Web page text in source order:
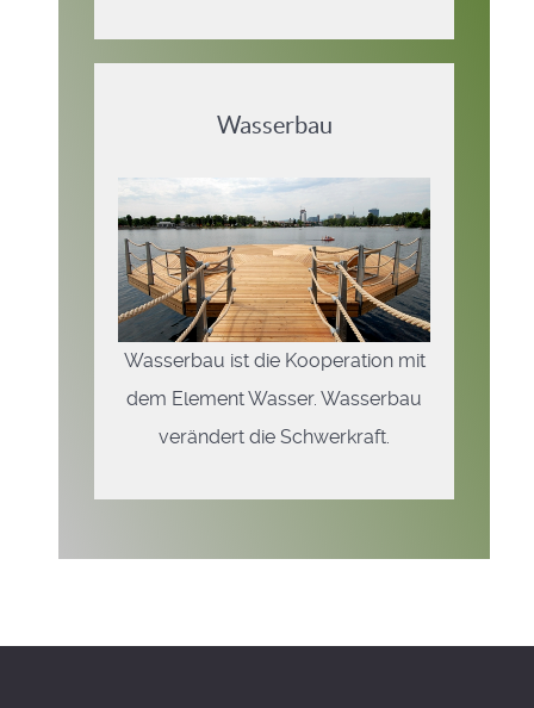
Wasserbau
Wasserbau ist die Kooperation mit
dem Element Wasser. Wasserbau
verändert die Schwerkraft.